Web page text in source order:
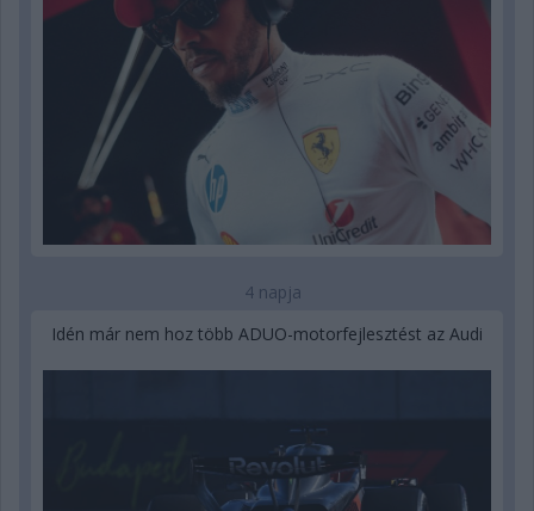
4 napja
Idén már nem hoz több ADUO-motorfejlesztést az Audi